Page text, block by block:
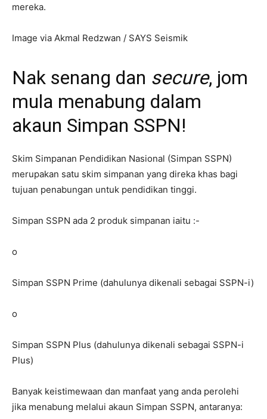
mereka.
Image via Akmal Redzwan / SAYS Seismik
Nak senang dan secure, jom
mula menabung dalam
akaun Simpan SSPN!
Skim Simpanan Pendidikan Nasional (Simpan SSPN)
merupakan satu skim simpanan yang direka khas bagi
tujuan penabungan untuk pendidikan tinggi.
Simpan SSPN ada 2 produk simpanan iaitu :-
o
Simpan SSPN Prime (dahulunya dikenali sebagai SSPN-i)
o
Simpan SSPN Plus (dahulunya dikenali sebagai SSPN-i
Plus)
Banyak keistimewaan dan manfaat yang anda perolehi
jika menabung melalui akaun Simpan SSPN, antaranya: